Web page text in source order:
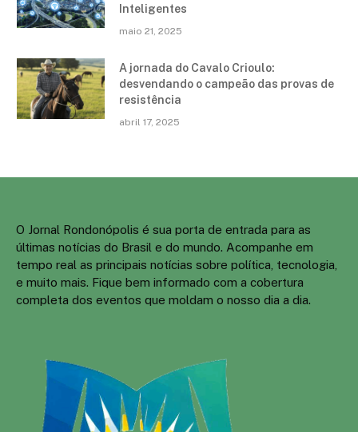
Inteligentes
maio 21, 2025
A jornada do Cavalo Crioulo:
desvendando o campeão das provas de
resistência
abril 17, 2025
O Jornal Rondonópolis é sua porta de entrada para as
últimas notícias do Brasil e do mundo. Acompanhe em
tempo real as principais notícias sobre política, tecnologia,
e muito mais. Fique bem informado com a cobertura
completa dos eventos que moldam o nosso dia a dia.